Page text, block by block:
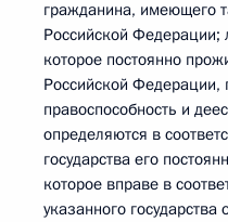
гражданина, имеющего
Российской Федерации;
которое постоянно
Российской Федерации,
правоспособность и
определяются в
государства его
которое вправе в
указанного